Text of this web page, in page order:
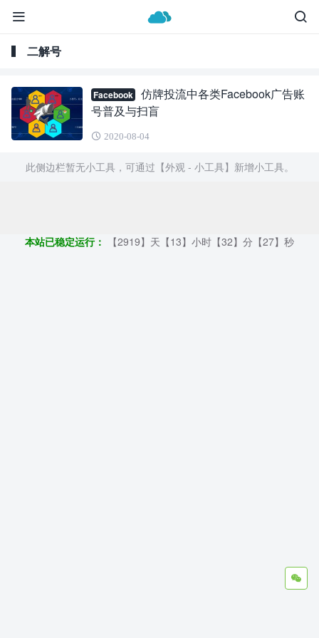
二解号
Facebook
仿牌投流中各类Facebook广告账
号普及与扫盲
2020-08-04
此侧边栏暂无小工具，可通过【外观 - 小工具】新增小工具。
本站已稳定运行：
【2919】天【13】小时【32】分【28】秒